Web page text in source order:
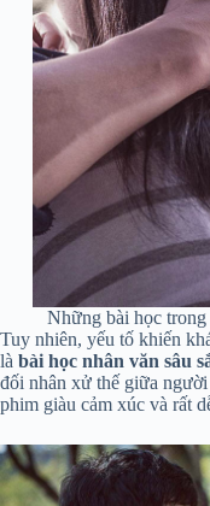
Những bài học
Tuy nhiên, yếu tố khiến
là bài học nhân văn sâu
đối nhân xử thế giữa
phim giàu cảm xúc và rất